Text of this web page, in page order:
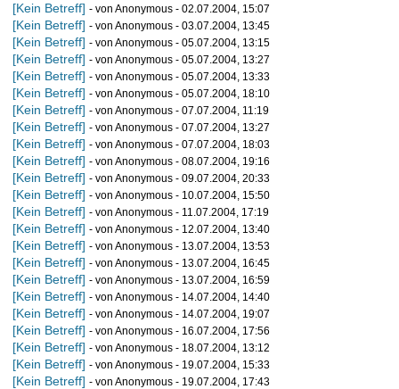
[Kein Betreff] - von Anonymous - 02.07.2004, 15:07
[Kein Betreff] - von Anonymous - 03.07.2004, 13:45
[Kein Betreff] - von Anonymous - 05.07.2004, 13:15
[Kein Betreff] - von Anonymous - 05.07.2004, 13:27
[Kein Betreff] - von Anonymous - 05.07.2004, 13:33
[Kein Betreff] - von Anonymous - 05.07.2004, 18:10
[Kein Betreff] - von Anonymous - 07.07.2004, 11:19
[Kein Betreff] - von Anonymous - 07.07.2004, 13:27
[Kein Betreff] - von Anonymous - 07.07.2004, 18:03
[Kein Betreff] - von Anonymous - 08.07.2004, 19:16
[Kein Betreff] - von Anonymous - 09.07.2004, 20:33
[Kein Betreff] - von Anonymous - 10.07.2004, 15:50
[Kein Betreff] - von Anonymous - 11.07.2004, 17:19
[Kein Betreff] - von Anonymous - 12.07.2004, 13:40
[Kein Betreff] - von Anonymous - 13.07.2004, 13:53
[Kein Betreff] - von Anonymous - 13.07.2004, 16:45
[Kein Betreff] - von Anonymous - 13.07.2004, 16:59
[Kein Betreff] - von Anonymous - 14.07.2004, 14:40
[Kein Betreff] - von Anonymous - 14.07.2004, 19:07
[Kein Betreff] - von Anonymous - 16.07.2004, 17:56
[Kein Betreff] - von Anonymous - 18.07.2004, 13:12
[Kein Betreff] - von Anonymous - 19.07.2004, 15:33
[Kein Betreff] - von Anonymous - 19.07.2004, 17:43